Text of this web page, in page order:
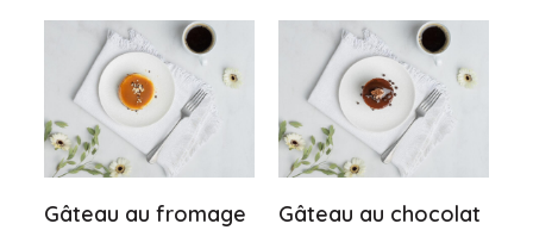
Gâteau au fromage Gâteau au chocolat